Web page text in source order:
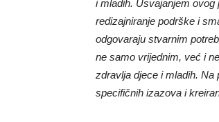
i mladih. Usvajanjem ovog
redizajniranje podrške i
odgovaraju stvarnim
ne samo vrijednim, već i
zdravlja djece i mladih. Na
specifičnih izazova i